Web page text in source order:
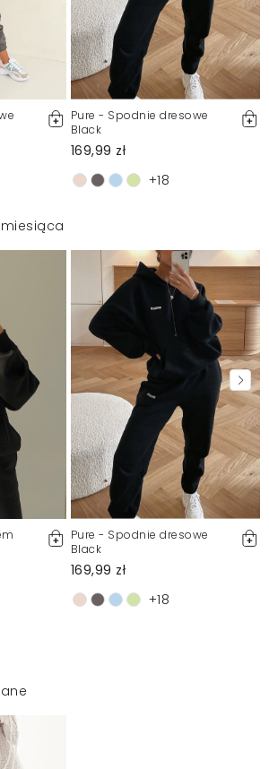
Pure - Spodnie dresowe
Black
169,99 zł
+18
Pure - Spodnie dresowe
Black
169,99 zł
+18